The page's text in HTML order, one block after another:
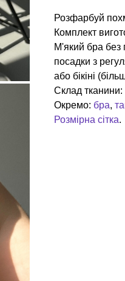
Розфарбуй
Комплект
М'який бра без
посадки з
або бікіні
Склад тканини:
Окремо: бра,
Розмірна сітка.